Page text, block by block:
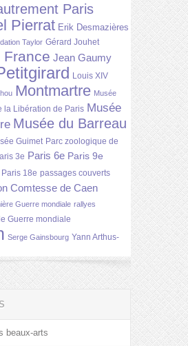
Paris
Pierrat Erik Desmazières
Taylor Gérard Jouhet
France Jean Gaumy
Louis XIV
Montmartre Musée
la Libération de Paris Musée
Musée du Barreau
Guimet Parc zoologique de
3e Paris 6e Paris 9e
Paris 18e passages couverts
Comtesse de Caen
Guerre mondiale rallyes
Guerre mondiale
Serge Gainsbourg Yann Arthus-
beaux-arts